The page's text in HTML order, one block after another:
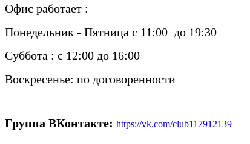
Офис работает :
Понедельник - Пятница с 11:00 до 19:30
Суббота : с 12:00 до 16:00
Воскресенье: по договоренности
Группа ВКонтакте: https://vk.com/club117912139